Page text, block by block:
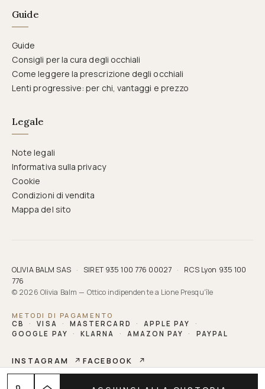
Guide
Guide
Consigli per la cura degli occhiali
Come leggere la prescrizione degli occhiali
Lenti progressive: per chi, vantaggi e prezzo
Legale
Note legali
Informativa sulla privacy
Cookie
Condizioni di vendita
Mappa del sito
OLIVIA BALM SAS · SIRET 935 100 776 00027 ·
RCS Lyon 935 100
776
© 2026 Olivia Balm — Ottico indipendente a Lione Presqu'île
METODI DI PAGAMENTO
CB
· VISA · MASTERCARD · APPLE PAY
·
GOOGLE PAY
· KLARNA · AMAZON PAY · PAYPAL
INSTAGRAM ↗ FACEBOOK ↗